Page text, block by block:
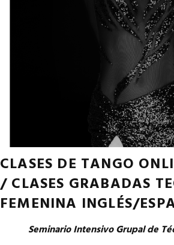
CLASES DE TANGO
/ CLASES GRABADAS
FEMENINA INGLÉS/
Seminario Intensivo Grupal de